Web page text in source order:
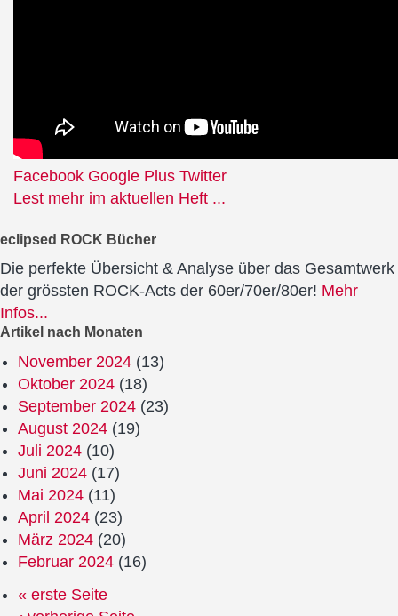
Facebook Google Plus Twitter
Lest mehr im aktuellen Heft ...
eclipsed ROCK Bücher
Die perfekte Übersicht & Analyse über das Gesamtwerk
der grössten ROCK-Acts der 60er/70er/80er! Mehr
Infos...
Artikel nach Monaten
November 2024 (13)
Oktober 2024 (18)
September 2024 (23)
August 2024 (19)
Juli 2024 (10)
Juni 2024 (17)
Mai 2024 (11)
April 2024 (23)
März 2024 (20)
Februar 2024 (16)
« erste Seite